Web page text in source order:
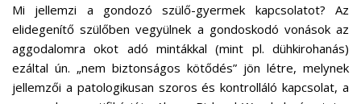
Mi jellemzi a gondozó szülő-gyermek kapcsolatot? Az
elidegenítő szülőben vegyülnek a gondoskodó vonások az
aggodalomra okot adó mintákkal (mint pl. dühkirohanás)
ezáltal ún. „nem biztonságos kötődés” jön létre, melynek
jellemzői a patologikusan szoros és kontrolláló kapcsolat, a